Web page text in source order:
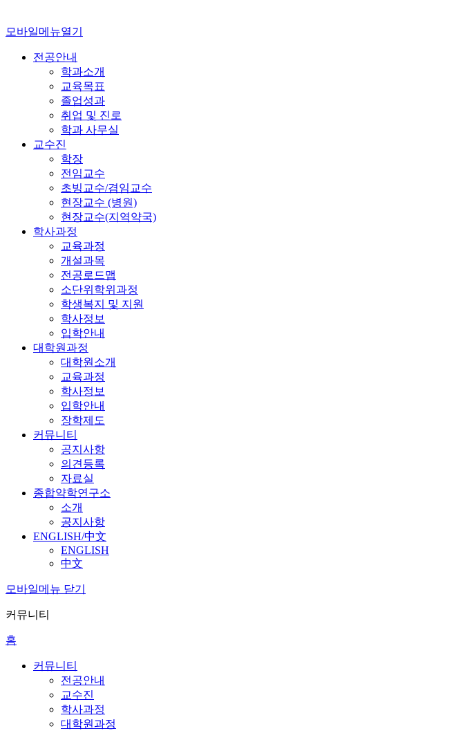
모바일메뉴열기
전공안내
학과소개
교육목표
졸업성과
취업 및 진로
학과 사무실
교수진
학장
전임교수
초빙교수/겸임교수
현장교수 (병원)
현장교수(지역약국)
학사과정
교육과정
개설과목
전공로드맵
소단위학위과정
학생복지 및 지원
학사정보
입학안내
대학원과정
대학원소개
교육과정
학사정보
입학안내
장학제도
커뮤니티
공지사항
의견등록
자료실
종합약학연구소
소개
공지사항
ENGLISH/中文
ENGLISH
中文
모바일메뉴 닫기
커뮤니티
홈
커뮤니티
전공안내
교수진
학사과정
대학원과정